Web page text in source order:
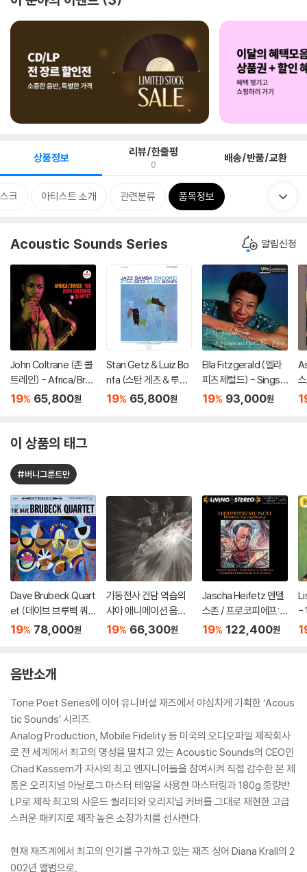
상품정보 리뷰/한줄평
0 배송/반품/교환
크 아티스트 소개 관련분류 품목정보
Acoustic Sounds Series 알림신청
John Coltrane (존 콜
트레인) - Africa/Bras
s [LP]
19% 65,800원
Stan Getz & Luiz Bo
nfa (스탄 게츠 & 루이
즈 본파) - Jazz Samb
19% 65,800원
Ella Fitzgerald (엘라
피츠제럴드) - Sings t
he Rodgers and Har
19% 93,000원
이 상품의 태그
#버니그룬트만
Dave Brubeck Quart
et (데이브 브루벡 쿼
텟) - Time Out [LP]
19% 78,000원
기동전사 건담 역습의
샤아 애니메이션 음악
(Mobile Suit Gunda
19% 66,300원
Jascha Heifetz 멘델
스존 / 프로코피에프:
바이올린 협주곡 - 야
19% 122,400원
-
음반소개
Tone Poet Series에 이어 유니버셜 재즈에서 야심차게 기획한 ‘Acous
tic Sounds’ 시리즈.
Analog Production, Mobile Fidelity 등 미국의 오디오파일 제작회사
로 전 세계에서 최고의 명성을 떨치고 있는 Acoustic Sounds의 CEO인
Chad Kassem가 자사의 최고 엔지니어들을 참여시켜 직접 감수한 본 제
품은 오리지널 아날로그 마스터 테잎을 사용한 마스터링과 180g 중량반
LP로 제작 최고의 사운드 퀄리티와 오리지널 커버를 그대로 재현한 고급
스러운 패키지로 제작 높은 소장가치를 선사한다.
현재 재즈계에서 최고의 인기를 구가하고 있는 재즈 싱어 Diana Krall의 2
002년 앨범으로,